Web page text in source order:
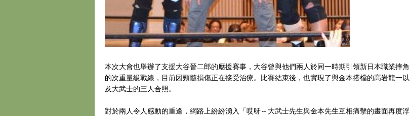
本次大會也舉辦了支援大谷晉二郎的應援賽事，大谷曾與他們兩人於同一時期引領新日本職業摔角
的次重量級戰線，目前因頸髓損傷正在接受治療。比賽結束後，也實現了與金本搭檔的高岩龍一以
及大武士的三人合照。
對於兩人令人感動的重逢，網路上紛紛湧入「哎呀～大武士先生與金本先生互相痛擊的畫面再度浮